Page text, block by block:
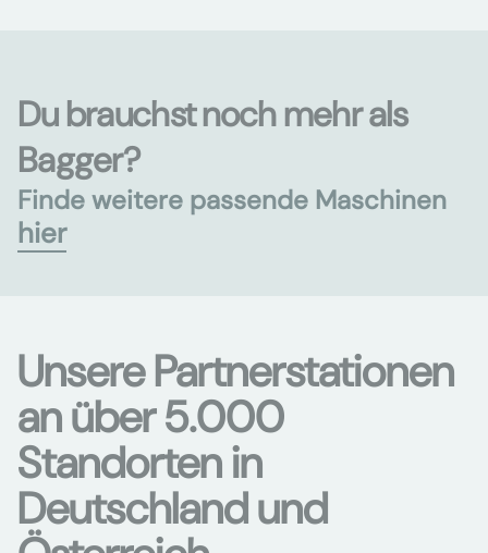
Du brauchst noch mehr als
Bagger?
Finde weitere passende Maschinen
hier
Unsere Partnerstationen
an über 5.000
Standorten in
Deutschland und